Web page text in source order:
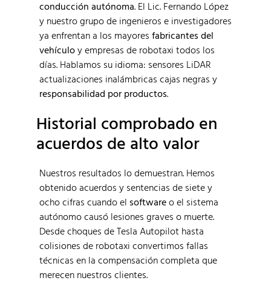
conducción autónoma. El Lic. Fernando López
y nuestro grupo de ingenieros e investigadores
ya enfrentan a los mayores fabricantes del
vehículoy empresas de robotaxi todos los
días. Hablamos su idioma: sensores LiDAR
actualizaciones inalámbricas cajas negras y
responsabilidad por productos.
Historial comprobado en
acuerdos de alto valor
Nuestros resultados lo demuestran. Hemos
obtenido acuerdos y sentencias de siete y
ocho cifras cuando el softwareo el sistema
autónomo causó lesiones graves o muerte.
Desde choques de Tesla Autopilot hasta
colisiones de robotaxi convertimos fallas
técnicas en la compensación completa que
merecen nuestros clientes.